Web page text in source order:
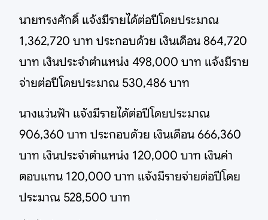
นายทรงศักดิ์ แจ้งมีรายได้ต่อปีโดยประมาณ
1,362,720 บาท ประกอบด้วย เงินเดือน 864,720
บาท เงินประจำตำแหน่ง 498,000 บาท แจ้งมีราย
จ่ายต่อปีโดยประมาณ 530,486 บาท
นางแว่นฟ้า แจ้งมีรายได้ต่อปีโดยประมาณ
906,360 บาท ประกอบด้วย เงินเดือน 666,360
บาท เงินประจำตำแหน่ง 120,000 บาท เงินค่า
ตอบแทน 120,000 บาท แจ้งมีรายจ่ายต่อปีโดย
ประมาณ 528,500 บาท